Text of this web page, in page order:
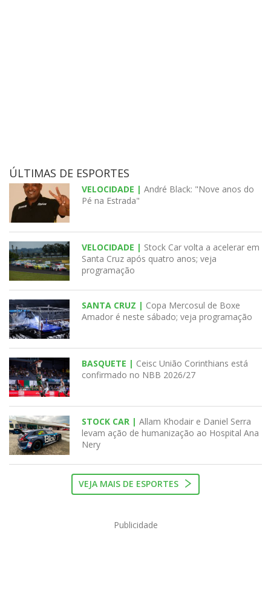
ÚLTIMAS DE ESPORTES
VELOCIDADE | André Black: "Nove anos do
Pé na Estrada"
VELOCIDADE | Stock Car volta a acelerar em
Santa Cruz após quatro anos; veja
programação
SANTA CRUZ | Copa Mercosul de Boxe
Amador é neste sábado; veja programação
BASQUETE | Ceisc União Corinthians está
confirmado no NBB 2026/27
STOCK CAR | Allam Khodair e Daniel Serra
levam ação de humanização ao Hospital Ana
Nery
VEJA MAIS DE ESPORTES
Publicidade